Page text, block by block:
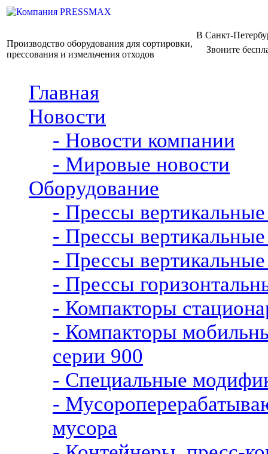
Производство оборудования для сортировки,
прессования и измельчения отходов
В Санкт-
Звоните
Главная
Новости
- Новости компании
- Мировые новости
Оборудование
- Прессы
- Прессы
- Прессы
- Прессы
- Компакторы
- Компакторы
серии 900
- Специальные
-
мусора